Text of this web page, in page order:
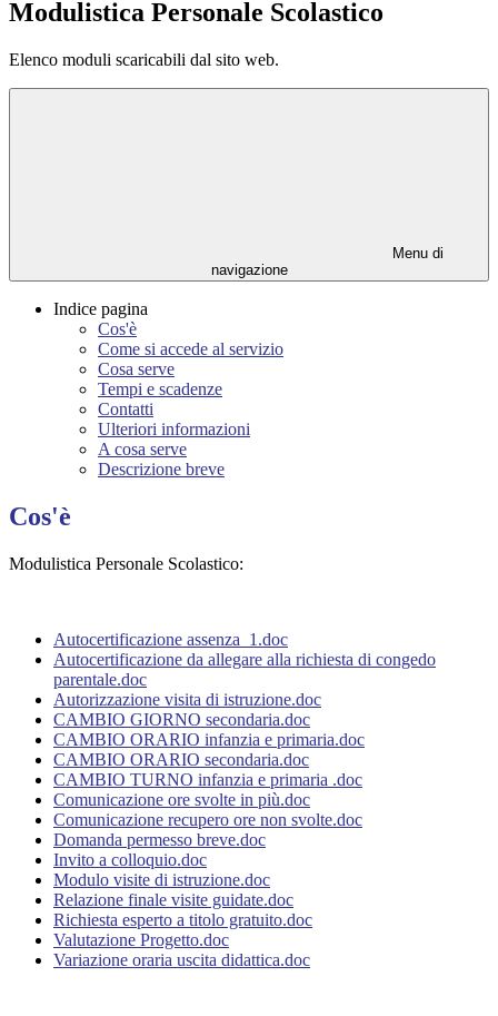
Modulistica Personale Scolastico
Elenco moduli scaricabili dal sito web.
Menu di
navigazione
Indice pagina
Cos'è
Come si accede al servizio
Cosa serve
Tempi e scadenze
Contatti
Ulteriori informazioni
A cosa serve
Descrizione breve
Cos'è
Modulistica Personale Scolastico:
Autocertificazione assenza_1.doc
Autocertificazione da allegare alla richiesta di congedo
parentale.doc
Autorizzazione visita di istruzione.doc
CAMBIO GIORNO secondaria.doc
CAMBIO ORARIO infanzia e primaria.doc
CAMBIO ORARIO secondaria.doc
CAMBIO TURNO infanzia e primaria .doc
Comunicazione ore svolte in più.doc
Comunicazione recupero ore non svolte.doc
Domanda permesso breve.doc
Invito a colloquio.doc
Modulo visite di istruzione.doc
Relazione finale visite guidate.doc
Richiesta esperto a titolo gratuito.doc
Valutazione Progetto.doc
Variazione oraria uscita didattica.doc